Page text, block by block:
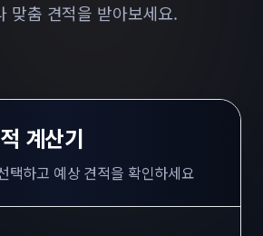
맞춤 견적을 받아보세요.
계산기
택하고 예상 견적을 확인하세요